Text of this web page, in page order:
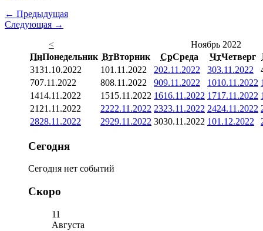
← Предыдущая
Следующая →
<
Ноябрь 2022
ПнПонедельник ВтВторник СрСреда ЧтЧетверг
3131.10.2022 101.11.2022 202.11.2022 303.11.2022
707.11.2022 808.11.2022 909.11.2022 1010.11.2022
1414.11.2022 1515.11.2022 1616.11.2022 1717.11.2022
21 21.11.2022 2222.11.2022 2323.11.2022 2424.11.2022
2828.11.2022 2929.11.2022 3030.11.2022 101.12.2022
Сегодня
Сегодня нет событий
Скоро
11
Августа